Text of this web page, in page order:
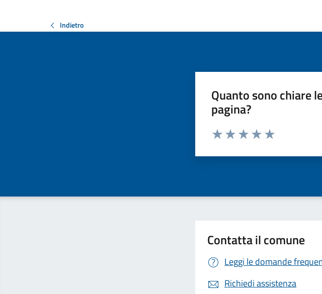
Indietro
Quanto sono chiare
pagina?
Valuta da 1 a 5 stelle la pagina
Contatta il comune
Leggi le domande
Richiedi assistenza